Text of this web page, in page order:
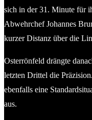
sich in der 31. Minute für
Abwehrchef Johannes
kurzer Distanz über die
Osterrönfeld drängte
letzten Drittel die
ebenfalls eine
aus.